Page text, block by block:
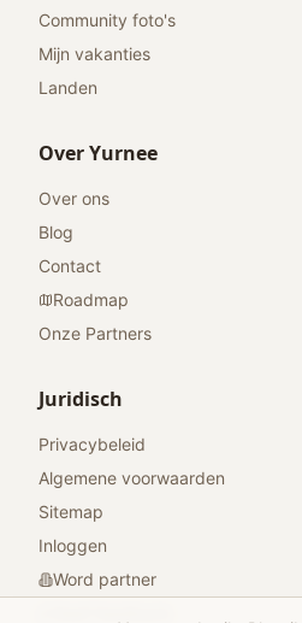
Community foto's
Mijn vakanties
Landen
Over Yurnee
Over ons
Blog
Contact
Roadmap
Onze Partners
Juridisch
Privacybeleid
Algemene voorwaarden
Sitemap
Inloggen
Word partner